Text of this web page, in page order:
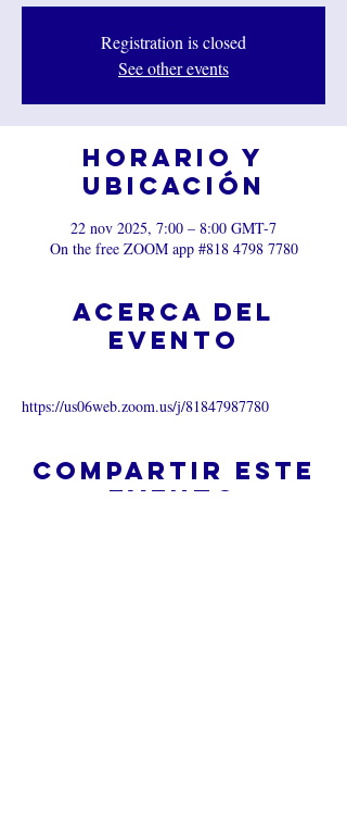
Registration is closed
See other events
Horario y
ubicación
22 nov 2025, 7:00 – 8:00 GMT-7
On the free ZOOM app #818 4798 7780
Acerca del
evento
https://us06web.zoom.us/j/81847987780
Compartir este
evento